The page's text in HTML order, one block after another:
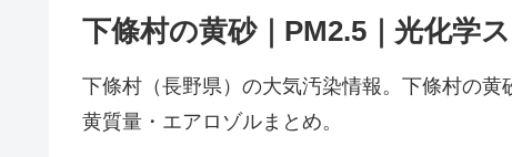
下條村の黄砂｜PM2.5｜光化学
下條村（長野県）の大気汚染情報。下條村の
黄質量・エアロゾルまとめ。